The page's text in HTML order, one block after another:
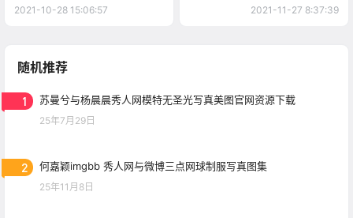
2021-10-28 15:06:57 2021-11-27 8:37:39
随机推荐
1 苏曼兮与杨晨晨秀人网模特无圣光写真美图官网资源下载
25年7月29日
2 何嘉颖imgbb 秀人网与微博三点网球制服写真图集
25年11月8日